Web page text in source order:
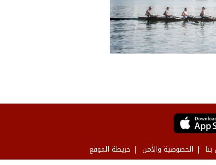
الخصوصية والأمن خريطة الموقع